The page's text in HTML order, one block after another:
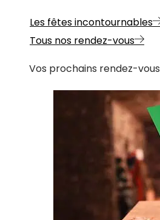
Les fêtes incontournables
Tous nos rendez-vous
Vos prochains rendez-vous